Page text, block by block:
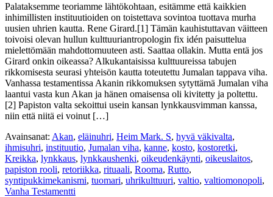
Palataksemme teoriamme lähtökohtaan, esitämme että kaikkien
inhimillisten instituutioiden on toistettava sovintoa tuottava murha
uusien uhrien kautta. Rene Girard.[1] Tämän kauhistuttavan väitteen
toivoisi olevan hullun kulttuuriantropologin fix idén paisuttelua
mielettömään mahdottomuuteen asti. Saattaa ollakin. Mutta entä jos
Girard onkin oikeassa? Alkukantaisissa kulttuureissa tabujen
rikkomisesta seurasi yhteisön kautta toteutettu Jumalan tappava viha.
Vanhassa testamentissa Akanin rikkomuksen sytyttämä Jumalan viha
laantui vasta kun Akan ja hänen omaisensa oli kivitetty ja poltettu.
[2] Papiston valta sekoittui usein kansan lynkkausvimman kanssa,
niin että niitä ei voinut […]
Avainsanat: Akan, eläinuhri, Heim Mark. S, hyvä väkivalta,
ihmisuhri, instituutio, Jumalan viha, kanne, kosto, kostoretki,
Kreikka, lynkkaus, lynkkaushenki, oikeudenkäynti, oikeuslaitos,
papiston rooli, retoriikka, rituaali, Rooma, Rutto,
syntipukkimekanismi, tuomari, uhrikulttuuri, valtio, valtiomonopoli,
Vanha Testamentti